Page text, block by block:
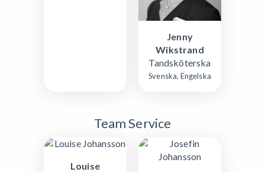
Jenny
Wikstrand
Tandsköterska
Svenska, Engelska
Team Service
Louise